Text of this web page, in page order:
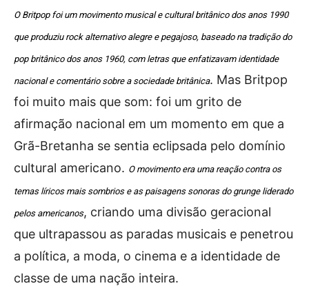
O Britpop foi um movimento musical e cultural britânico dos anos 1990
que produziu rock alternativo alegre e pegajoso, baseado na tradição do
pop britânico dos anos 1960, com letras que enfatizavam identidade
nacional e comentário sobre a sociedade britânica. Mas Britpop
foi muito mais que som: foi um grito de
afirmação nacional em um momento em que a
Grã-Bretanha se sentia eclipsada pelo domínio
cultural americano. O movimento era uma reação contra os
temas líricos mais sombrios e as paisagens sonoras do grunge liderado
pelos americanos, criando uma divisão geracional
que ultrapassou as paradas musicais e penetrou
a política, a moda, o cinema e a identidade de
classe de uma nação inteira.